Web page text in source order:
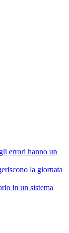
errori hanno un
la giornata
in un sistema